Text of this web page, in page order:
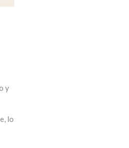
y
lo